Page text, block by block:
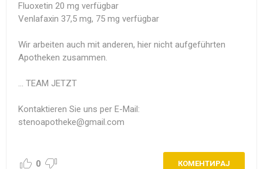
Fluoxetin 20 mg verfügbar
Venlafaxin 37,5 mg, 75 mg verfügbar
Wir arbeiten auch mit anderen, hier nicht aufgeführten
Apotheken zusammen.
... TEAM JETZT
Kontaktieren Sie uns per E-Mail:
stenoapotheke@gmail.com
КОМЕНТИРАЈ
0